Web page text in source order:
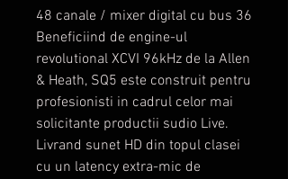
48 canale / mixer digital cu bus 36
Beneficiind de engine-ul
revolutional XCVI 96kHz de la Allen
& Heath, SQ5 este construit pentru
profesionisti in cadrul celor mai
solicitante productii sudio Live.
Livrand sunet HD din topul clasei
cu un latency extra-mic de